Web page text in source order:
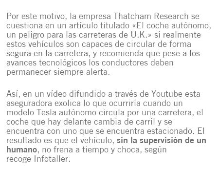
Por este motivo, la empresa Thatcham Researchse
cuestiona en un artículo titulado «El coche autónomo,
un peligro para las carreteras de U.K.» si realmente
estos vehículos son capaces de circular de forma
segura en la carretera, y recomienda que pese a los
avances tecnológicos los conductores deben
permanecer siempre alerta.
Así, en un vídeo difundido a través de Youtube esta
aseguradora exolica lo que ocurriría cuando un
modelo Tesla autónomo circula por una carretera,el
coche que hay delante cambia de carrily se
encuentra con uno que se encuentra estacionado. El
resultado es que el vehículo,sin la supervisión de un
humano, no frena a tiempo y choca, según
recoge Infotaller.